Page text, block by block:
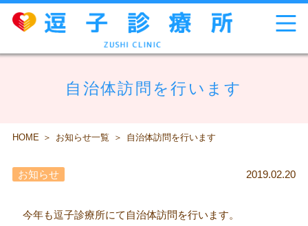
自治体訪問を行います
HOME お知らせ一覧 自治体訪問を行います
お知らせ 2019.02.20
今年も逗子診療所にて自治体訪問を行います。